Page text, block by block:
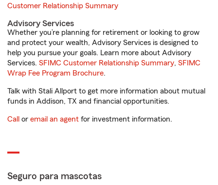
Customer Relationship Summary
Advisory Services
Whether you’re planning for retirement or looking to grow
and protect your wealth, Advisory Services is designed to
help you pursue your goals. Learn more about Advisory
Services. SFIMC Customer Relationship Summary, SFIMC
Wrap Fee Program Brochure.
Talk with Stali Allport to get more information about mutual
funds in Addison, TX and financial opportunities.
Call or email an agent for investment information.
Seguro para mascotas